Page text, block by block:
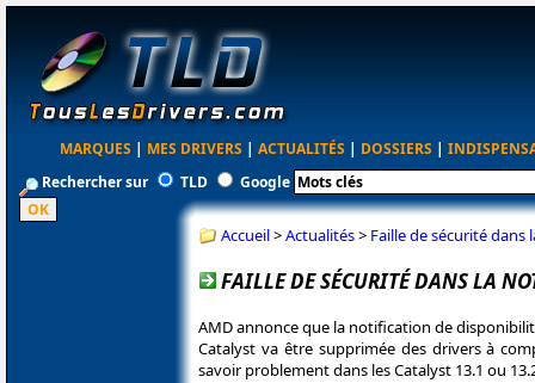
MARQUES | MES DRIVERS | ACTUALITÉS | DOSSIERS |
Rechercher sur
TLD Google
Accueil>Actualités> Faille de sécurité
FAILLE DE SÉCURITÉ DANS LA
AMD annonce que la notification de
Catalyst va être supprimée des drivers à
savoir problement dans les Catalyst 13.1 ou